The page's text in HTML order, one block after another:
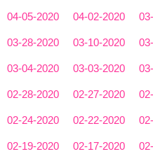
04-05-2020 04-02-2020
03-28-2020 03-10-2020
03-04-2020 03-03-2020
02-28-2020 02-27-2020
02-24-2020 02-22-2020
02-19-2020 02-17-2020